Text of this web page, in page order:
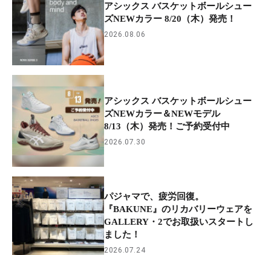
アシックス バスケットボールシュー
ズNEWカラー 8/20（木）発売！
2026.08.06
アシックス バスケットボールシュー
ズNEWカラー＆NEWモデル
8/13（木）発売！ご予約受付中
2026.07.30
パジャマで、疲労回復。
『BAKUNE』のリカバリーウェアを
GALLERY・2でお取扱いスタートし
ました！
2026.07.24